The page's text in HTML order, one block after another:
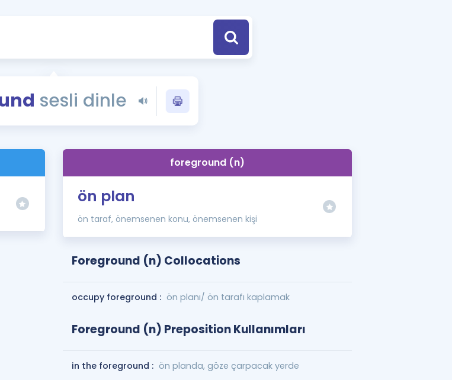
Tüm ÖSYM Sınavları Tek Takvimde
YDS - YÖKDİL Tüm Sınavlarla İlgili Haberler
İngilizce Gramer
sesli dinle
foreground (n)
ön plan
ön taraf, önemsenen konu, önemsenen kişi
Foreground (n) Collocations
occupy foreground : ön planı/ ön tarafı kaplamak
Foreground (n) Preposition Kullanımları
in the foreground : ön planda, göze çarpacak yerde